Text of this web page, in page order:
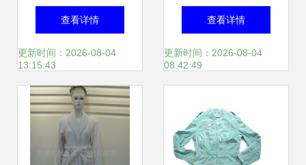
式让服装店焕发零
售新活力
查看详情
更新时间：2026-08-04
13:15:43
朵拉试衣间“社交
+新零售”模式或定
查看详情
更新时间：2026-08-04
08:42:49